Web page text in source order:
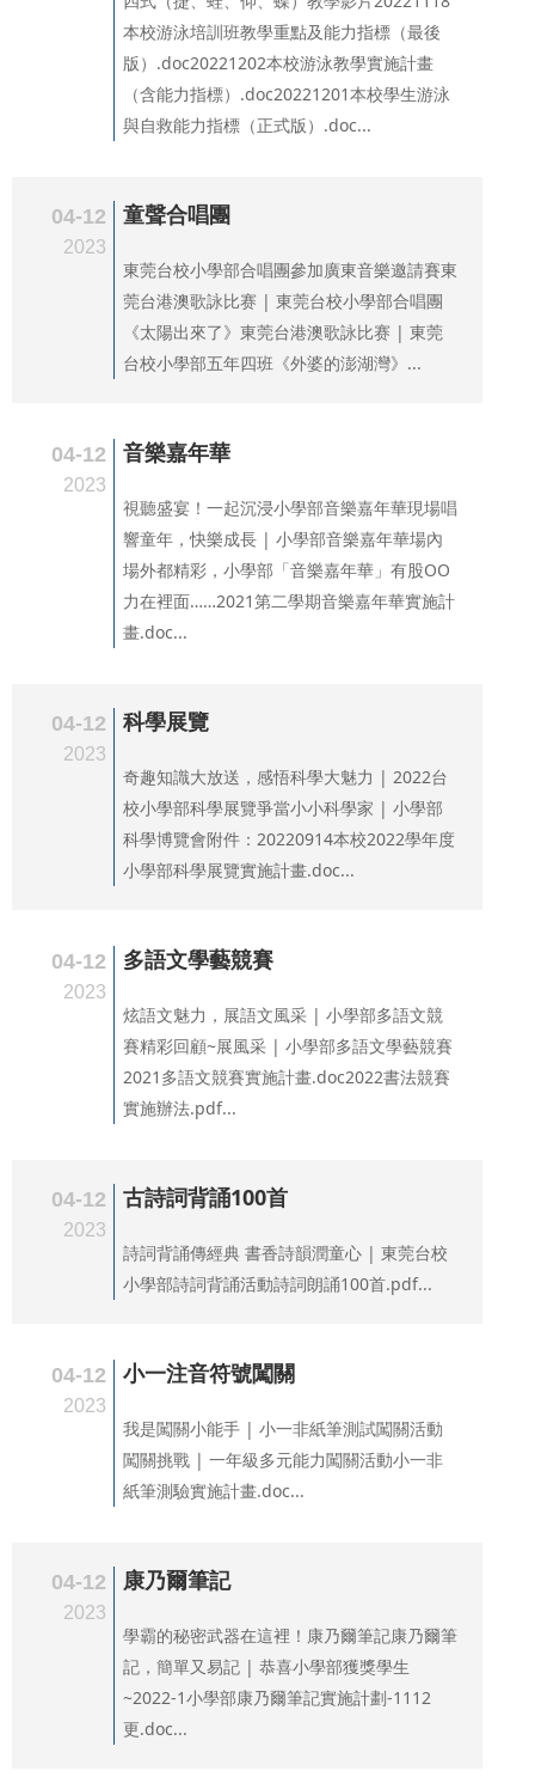
本校游泳培訓班教學重點及能力指標（最後
版）.doc20221202本校游泳教學實施計畫
（含能力指標）.doc20221201本校學生游泳
與自救能力指標（正式版）.doc...
04-12
2023
童聲合唱團
東莞台校小學部合唱團參加廣東音樂邀請賽東
莞台港澳歌詠比赛 | 東莞台校小學部合唱團
《太陽出來了》東莞台港澳歌詠比赛 | 東莞
台校小學部五年四班《外婆的澎湖灣》...
04-12
2023
音樂嘉年華
視聽盛宴！一起沉浸小學部音樂嘉年華現場唱
響童年，快樂成長 | 小學部音樂嘉年華場內
場外都精彩，小學部「音樂嘉年華」有股OO
力在裡面……2021第二學期音樂嘉年華實施計
畫.doc...
04-12
2023
科學展覽
奇趣知識大放送，感悟科學大魅力 | 2022台
校小學部科學展覽爭當小小科學家 | 小學部
科學博覽會附件：20220914本校2022學年度
小學部科學展覽實施計畫.doc...
04-12
2023
多語文學藝競賽
炫語文魅力，展語文風采 | 小學部多語文競
賽精彩回顧~展風采 | 小學部多語文學藝競賽
2021多語文競賽實施計畫.doc2022書法競賽
實施辦法.pdf...
04-12
2023
古詩詞背誦100首
詩詞背誦傳經典 書香詩韻潤童心 | 東莞台校
小學部詩詞背誦活動詩詞朗誦100首.pdf...
04-12
2023
小一注音符號闖關
我是闖關小能手 | 小一非紙筆測試闖關活動
闖關挑戰 | 一年級多元能力闖關活動小一非
紙筆測驗實施計畫.doc...
04-12
2023
康乃爾筆記
學霸的秘密武器在這裡！康乃爾筆記康乃爾筆
記，簡單又易記 | 恭喜小學部獲獎學生
~2022-1小學部康乃爾筆記實施計劃-1112
更.doc...